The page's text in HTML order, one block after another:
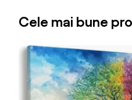
Cele mai bune